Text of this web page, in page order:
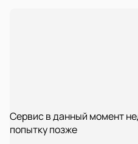
Сервис в данный момент
попытку позже